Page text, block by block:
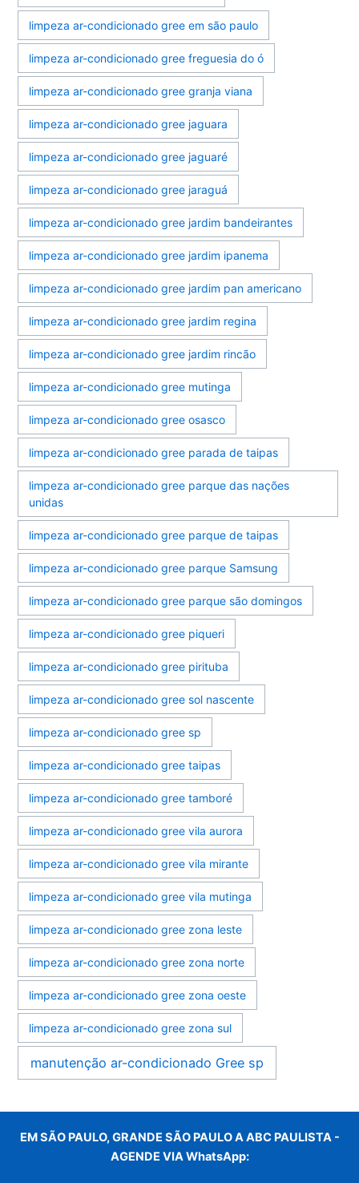
limpeza ar-condicionado gree em são paulo
limpeza ar-condicionado gree freguesia do ó
limpeza ar-condicionado gree granja viana
limpeza ar-condicionado gree jaguara
limpeza ar-condicionado gree jaguaré
limpeza ar-condicionado gree jaraguá
limpeza ar-condicionado gree jardim bandeirantes
limpeza ar-condicionado gree jardim ipanema
limpeza ar-condicionado gree jardim pan americano
limpeza ar-condicionado gree jardim regina
limpeza ar-condicionado gree jardim rincão
limpeza ar-condicionado gree mutinga
limpeza ar-condicionado gree osasco
limpeza ar-condicionado gree parada de taipas
limpeza ar-condicionado gree parque das nações
unidas
limpeza ar-condicionado gree parque de taipas
limpeza ar-condicionado gree parque Samsung
limpeza ar-condicionado gree parque são domingos
limpeza ar-condicionado gree piqueri
limpeza ar-condicionado gree pirituba
limpeza ar-condicionado gree sol nascente
limpeza ar-condicionado gree sp
limpeza ar-condicionado gree taipas
limpeza ar-condicionado gree tamboré
limpeza ar-condicionado gree vila aurora
limpeza ar-condicionado gree vila mirante
limpeza ar-condicionado gree vila mutinga
limpeza ar-condicionado gree zona leste
limpeza ar-condicionado gree zona norte
limpeza ar-condicionado gree zona oeste
limpeza ar-condicionado gree zona sul
manutenção ar-condicionado Gree sp
EM SÃO PAULO, GRANDE SÃO PAULO A ABC PAULISTA -
AGENDE VIA WhatsApp: